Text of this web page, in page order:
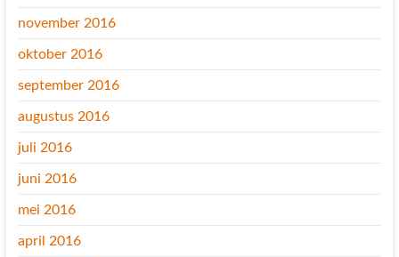
november 2016
oktober 2016
september 2016
augustus 2016
juli 2016
juni 2016
mei 2016
april 2016